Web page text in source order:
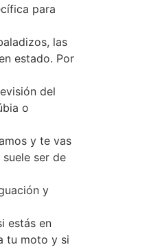
para
las
estado. Por
del
o
y te vas
ser de
y
estás en
tu moto y si